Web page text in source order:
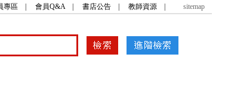
專區 會員Q&A| 書店公告 教師資源 sitemap